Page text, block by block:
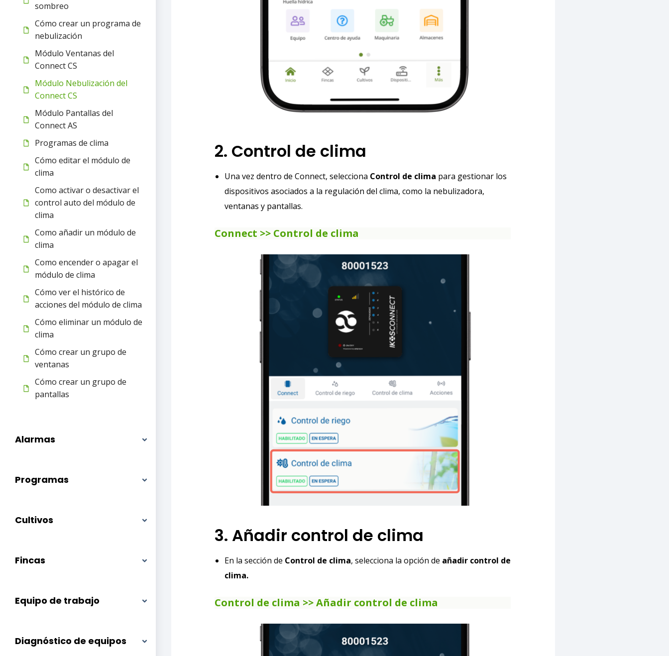
sombreo
Cómo crear un programa de
nebulización
Módulo Ventanas del
Connect CS
Módulo Nebulización del
Connect CS
Módulo Pantallas del
Connect AS
Programas de clima
Cómo editar el módulo de
clima
Como activar o desactivar el
control auto del módulo de
clima
Como añadir un módulo de
clima
Como encender o apagar el
módulo de clima
Cómo ver el histórico de
acciones del módulo de clima
Cómo eliminar un módulo de
clima
Cómo crear un grupo de
ventanas
Cómo crear un grupo de
pantallas
Alarmas
Programas
Cultivos
Fincas
Equipo de trabajo
Diagnóstico de equipos
2. Control de clima
Una vez dentro de Connect, selecciona Control de clima para gestionar los
dispositivos asociados a la regulación del clima, como la nebulizadora,
ventanas y pantallas.
Connect >> Control de clima
3. Añadir control de clima
En la sección de Control de clima, selecciona la opción de añadir control de
clima.
Control de clima >> Añadir control de clima